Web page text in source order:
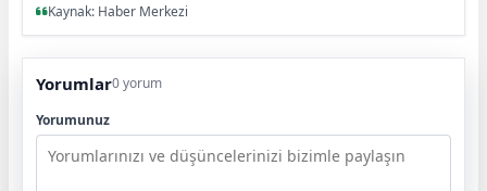
Kaynak: Haber Merkezi
Yorumlar0 yorum
Yorumunuz